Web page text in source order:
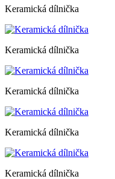
Keramická dílnička
Keramická dílnička
Keramická dílnička
Keramická dílnička
Keramická dílnička